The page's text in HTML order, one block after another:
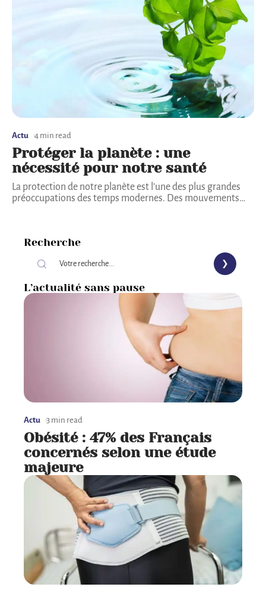
Actu 4 min read
Protéger la planète : une
nécessité pour notre santé
La protection de notre planète est l’une des plus grandes
préoccupations des temps modernes. Des mouvements…
Recherche
L’actualité sans pause
Actu 3 min read
Obésité : 47% des Français
concernés selon une étude
majeure